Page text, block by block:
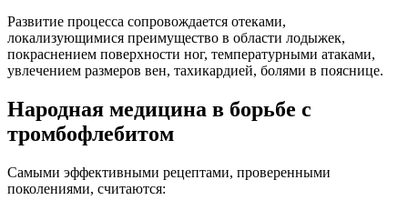
Развитие процесса сопровождается отеками,
локализующимися преимущество в области лодыжек,
покраснением поверхности ног, температурными атаками,
увлечением размеров вен, тахикардией, болями в пояснице.
Народная медицина в борьбе с
тромбофлебитом
Самыми эффективными рецептами, проверенными
поколениями, считаются: